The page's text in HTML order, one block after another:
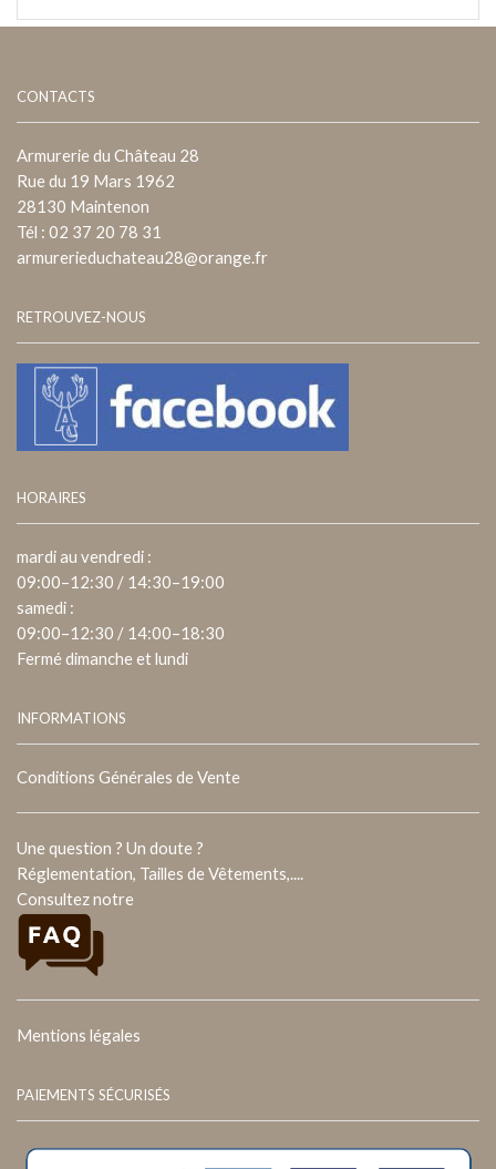
CONTACTS
Armurerie du Château 28
Rue du 19 Mars 1962
28130 Maintenon
Tél : 02 37 20 78 31
armurerieduchateau28@orange.fr
RETROUVEZ-NOUS
HORAIRES
mardi au vendredi :
09:00–12:30 / 14:30–19:00
samedi :
09:00–12:30 / 14:00–18:30
Fermé dimanche et lundi
INFORMATIONS
Conditions Générales de Vente
Une question ? Un doute ?
Réglementation, Tailles de Vêtements,....
Consultez notre
Mentions légales
PAIEMENTS SÉCURISÉS